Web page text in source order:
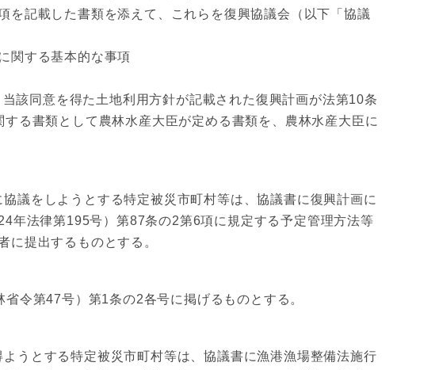
記載した書類を添えて、これらを復興協議会（以下「協議
関する基本的な事項
該同意を得た土地利用方針が記載された復興計画が法第10条
る書類として農林水産大臣が定める書類を、農林水産大臣に
議をしようとする特定被災市町村等は、協議書に復興計画に
年法律第195号）第87条の2第6項に規定する予定管理方法等
に提出するものとする。
令第47号）第1条の2各号に掲げるものとする。
うとする特定被災市町村等は、協議書に漁港漁場整備法施行